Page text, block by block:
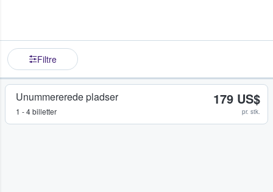
Filtre
Unummererede pladser
1 - 4 billetter
179 US$
pr. stk.